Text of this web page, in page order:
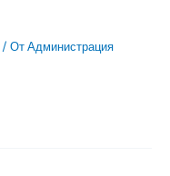
/ От Администрация